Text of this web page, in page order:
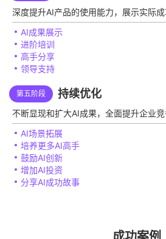
深度提升AI产品的使用能力，展示实际成
AI成果展示
进阶培训
高手分享
领导支持
第五阶段 持续优化
不断显现和扩大AI成果，全面提升企业竞
AI场景拓展
培养更多AI高手
鼓励AI创新
增加AI投资
分享AI成功故事